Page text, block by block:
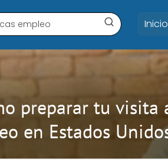
Inicio
preparar tu visita
en Estados